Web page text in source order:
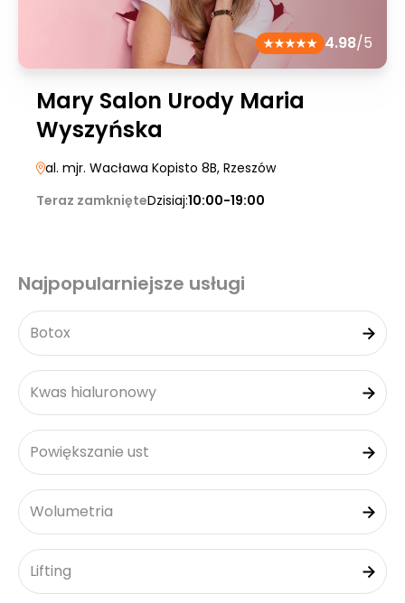
4.98/5
Mary Salon Urody Maria
Wyszyńska
al. mjr. Wacława Kopisto 8B, Rzeszów
Teraz zamknięteDzisiaj:10:00-19:00
Najpopularniejsze usługi
Botox
Kwas hialuronowy
Powiększanie ust
Wolumetria
Lifting